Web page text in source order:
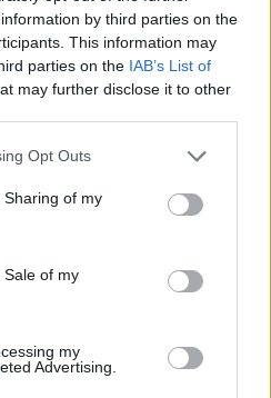
by third parties on the
This information may
parties on the IAB’s List of
may further disclose it to other
app uses one or more Google
behaviour. You may click to
and its third-party tags to
purposes in below Google
Opt Outs
of my
of my
my
Advertising.
reggel Szolnokon, ugyanis
miatt több egységnek is...